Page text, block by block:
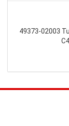
49373-02003